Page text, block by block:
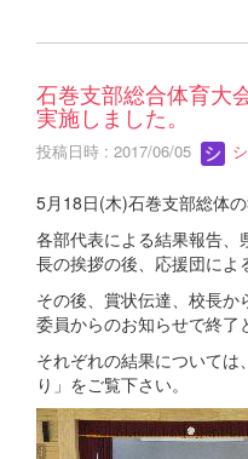
石巻支部総合体育大
実施しました。
投稿日時 : 2017/06/05
5月18日(木)石巻支部総体の
各部代表による結果報告、
長の挨拶の後、応援団によ
その後、賞状伝達、校長
委員からのお知らせで終了
それぞれの結果について
り」をご覧下さい。